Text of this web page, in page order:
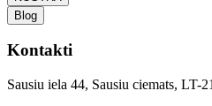
Blog
Kontakti
Sausiu iela 44, Sausiu ciemats,